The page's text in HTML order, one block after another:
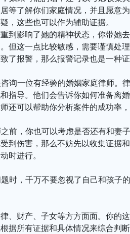
等了解你们家庭情况，并且愿意
，这些也可以作为辅助证据。
到影响了她的精神状态，你带她
但这一点比较敏感，需要谨慎处理
了报警，那么报警记录也是一种证
询一位有经验的婚姻家庭律师。
指导。他们会告诉你如何准备离
还可以帮助你分析案件的成功率，
前，你也可以考虑是否还有和妻
到伤害，那么不妨先以收集证据
时进行。
时，千万不要忽视了自己和孩子
、财产、子女等方方面面。你的
据所有证据和具体情况来综合判